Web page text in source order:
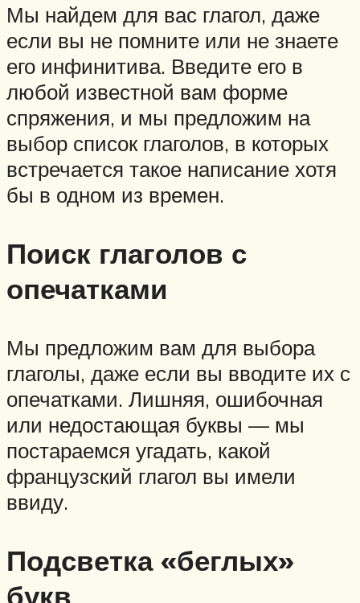
Мы найдем для вас глагол, даже
если вы не помните или не знаете
его инфинитива. Введите его в
любой известной вам форме
спряжения, и мы предложим на
выбор список глаголов, в которых
встречается такое написание хотя
бы в одном из времен.
Поиск глаголов с
опечатками
Мы предложим вам для выбора
глаголы, даже если вы вводите их с
опечатками. Лишняя, ошибочная
или недостающая буквы — мы
постараемся угадать, какой
французский глагол вы имели
ввиду.
Подсветка «беглых»
букв